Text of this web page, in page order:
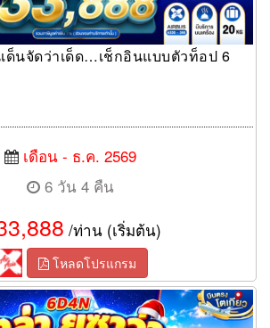
ด็นจัดว่าเด็ด…เช็กอินแบบตัวท็อป 6
เดือน - ธ.ค. 2569
6 วัน 4 คืน
/ท่าน (เริ่มต้น)
โหลดโปรแกรม
ดให้..ได้ฟีล…ได้รูป…ได้เที่ยว! 6 วัน 4 คืน